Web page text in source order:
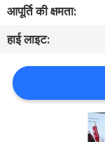
संपर्क
करें
समाचार
आपूर्ति की क्षमता:
हाई लाइट: